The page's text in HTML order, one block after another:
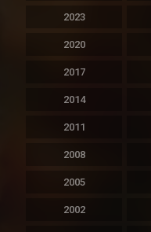
2023
2020
2017
2014
2011
2008
2005
2002